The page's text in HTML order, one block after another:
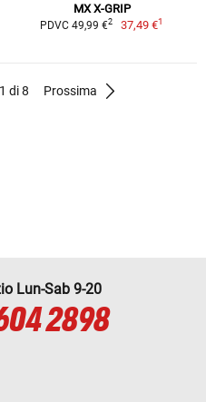
MX X-GRIP
PDVC 49,99 €2 37,49 €1
di 8 Prossima
Lun-Sab 9-20
2898